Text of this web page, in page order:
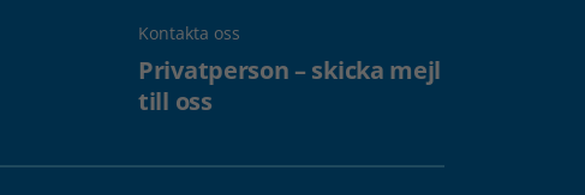
Kontakta oss
Privatperson – skicka mejl
till oss